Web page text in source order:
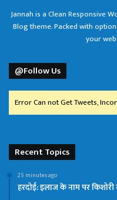
Jannah is a Clean Responsive
Blog theme. Packed with
your
@Follow Us
Error Can not Get Tweets,
Recent Topics
25 minutes ago
हरदोई: इलाज के नाम पर किशोरी